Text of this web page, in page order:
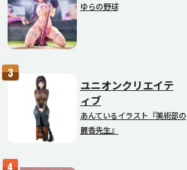
ゆらの野球
ユニオンクリエイテ
ィブ
あんているイラスト『美術部の
麗香先生』